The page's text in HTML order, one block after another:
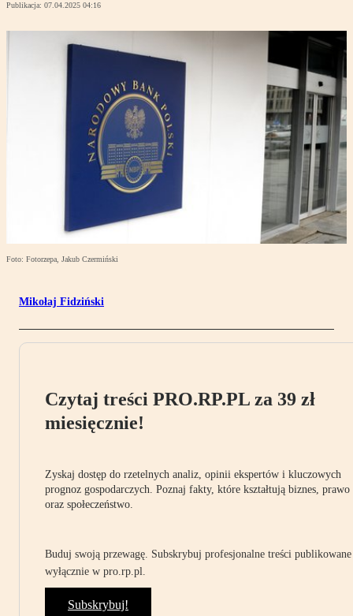
Publikacja: 07.04.2025 04:16
Foto: Fotorzepa, Jakub Czermiński
Mikołaj Fidziński
Czytaj treści PRO.RP.PL za 39 zł
miesięcznie!
Zyskaj dostęp do rzetelnych analiz, opinii ekspertów i kluczowych
prognoz gospodarczych. Poznaj fakty, które kształtują biznes, prawo
oraz społeczeństwo.
Buduj swoją przewagę. Subskrybuj profesjonalne treści publikowane
wyłącznie w pro.rp.pl.
Subskrybuj!